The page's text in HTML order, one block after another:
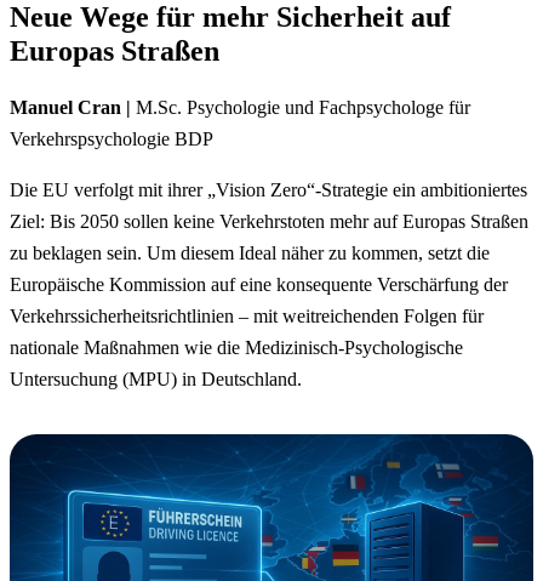
Neue Wege für mehr Sicherheit auf
Europas Straßen
Manuel Cran | M.Sc. Psychologie und Fachpsychologe für
Verkehrspsychologie BDP
Die EU verfolgt mit ihrer „Vision Zero“-Strategie ein ambitioniertes
Ziel: Bis 2050 sollen keine Verkehrstoten mehr auf Europas Straßen
zu beklagen sein. Um diesem Ideal näher zu kommen, setzt die
Europäische Kommission auf eine konsequente Verschärfung der
Verkehrssicherheitsrichtlinien – mit weitreichenden Folgen für
nationale Maßnahmen wie die Medizinisch-Psychologische
Untersuchung (MPU) in Deutschland.